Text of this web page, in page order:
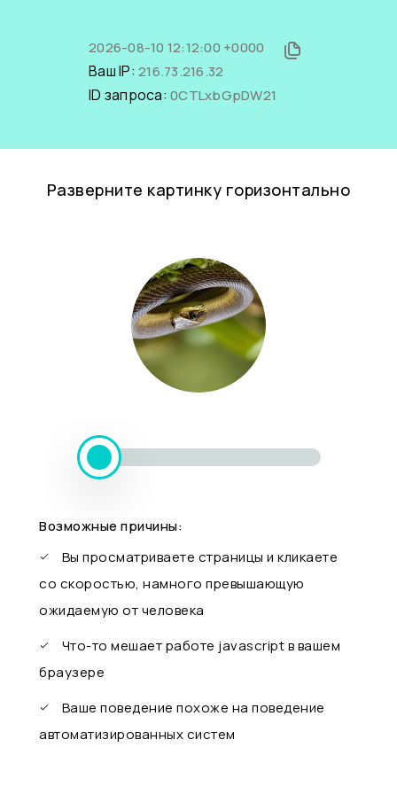
2026-08-10 12:12:00 +0000
Ваш IP: 216.73.216.32
ID запроса: 0CTLxbGpDW21
Разверните картинку горизонтально
Возможные причины:
Вы просматриваете страницы и кликаете
со скоростью, намного превышающую
ожидаемую от человека
Что-то мешает работе javascript в вашем
браузере
Ваше поведение похоже на поведение
автоматизированных систем